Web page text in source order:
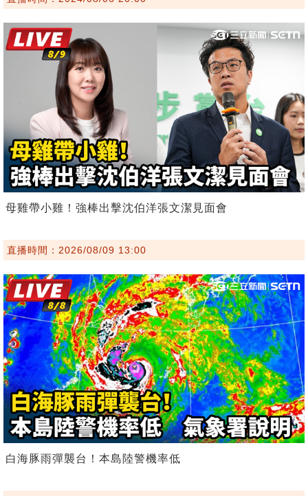
母雞帶小雞！強棒出擊沈伯洋張文潔見面會
直播時間：2026/08/09 13:00
白海豚雨彈襲台！本島陸警機率低